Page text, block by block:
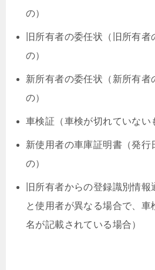
の）
旧所有者の委任状（旧所有
の）
新所有者の委任状（新所有者
の）
車検証（車検が切れていない
新使用者の車庫証明書（発行
の）
旧所有者からの登録識別情
と使用者が異なる場合で、
名が記載されている場合）